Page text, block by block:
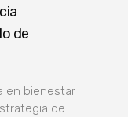
de
en bienestar
de